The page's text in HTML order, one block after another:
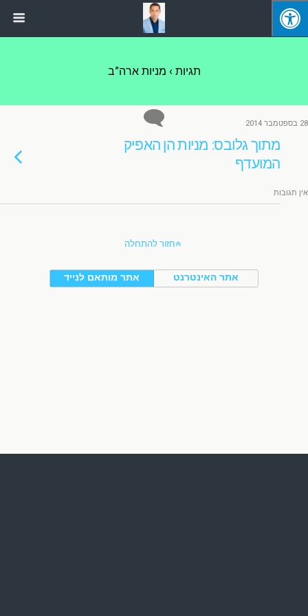
תגיות › מניות ארה”ב
28 בספטמבר 2014
מתוך גלובס: מניות הן האפיק
המועדף
אין תגובות
חזור להתחלה
אתר מותאם לנייד אתר האינטרנט